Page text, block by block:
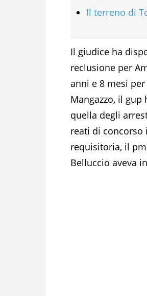
Il terreno di
Il giudice ha
reclusione per
anni e 8 mesi
Mangazzo, il
quella degli
reati di concorso
requisitoria, il
Belluccio aveva